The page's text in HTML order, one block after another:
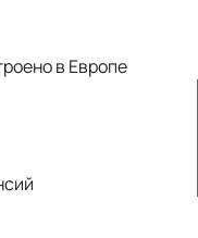
в Европе